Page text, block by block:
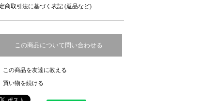
商取引法に基づく表記 (返品など)
この商品について問い合わせる
この商品を友達に教える
買い物を続ける